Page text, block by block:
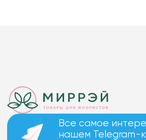
Все самое
нашем Telegram-